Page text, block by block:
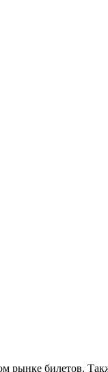
рынке билетов.